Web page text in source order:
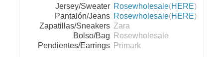
Jersey/Sweater Rosewholesale(HERE)
Pantalón/Jeans Rosewholesale(HERE)
Zapatillas/Sneakers Zara
Bolso/Bag
Rosewholesale
Pendientes/Earrings
Primark